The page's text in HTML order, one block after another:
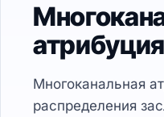
атрибуция
Многоканальная
распределения